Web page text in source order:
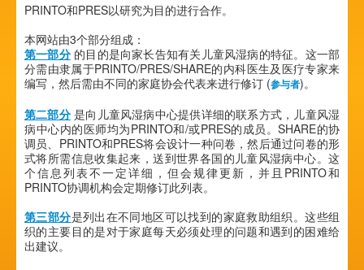
PRINTO和PRES以研究为目的进行合作。
本网站由3个部分组成：
第一部分的目的是向家长告知有关儿童风湿病的特征。这一部
分需由隶属于PRINTO/PRES/SHARE的内科医生及医疗专家来
编写，然后需由不同的家庭协会代表来进行修订 (参与者)。
第二部分是向儿童风湿病中心提供详细的联系方式，儿童风湿
病中心内的医师均为PRINTO和/或PRES的成员。SHARE的协
调员、PRINTO和PRES将会设计一种问卷，然后通过问卷的形
式将所需信息收集起来，送到世界各国的儿童风湿病中心。这
个信息列表不一定详细，但会规律更新，并且PRINTO和
PRINTO协调机构会定期修订此列表。
第三部分是列出在不同地区可以找到的家庭救助组织。这些组
织的主要目的是对于家庭每天必须处理的问题和遇到的困难给
出建议。